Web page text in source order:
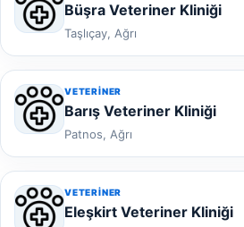
Büşra Veteriner Kliniği
Taşlıçay, Ağrı
VETERINER
Barış Veteriner Kliniği
Patnos, Ağrı
VETERINER
Eleşkirt Veteriner Kliniği